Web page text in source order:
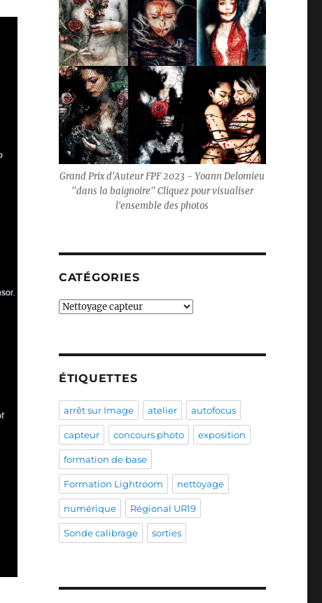
Grand Prix d'Auteur FPF 2023 - Yoann Delomieu
"dans la baignoire" Cliquez pour visualiser
l'ensemble des photos
CATÉGORIES
Catégories
ÉTIQUETTES
arrêt sur Image atelier autofocus
capteur concours photo exposition
formation de base
Formation Lightroom nettoyage
numérique Régional UR19
Sonde calibrage sorties